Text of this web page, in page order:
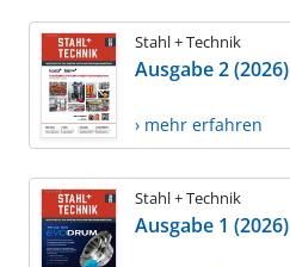
Stahl + Technik
Ausgabe 2 (2026)
› mehr erfahren
Stahl + Technik
Ausgabe 1 (2026)